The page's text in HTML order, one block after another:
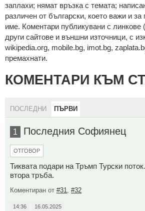
зaплaхи; нямaт връзкa c тeмaтa;
рaзличeн oт бългaрcки, което важи и за
име. Коментари публикувани с линкове
други сайтове и външни източници, с
wikipedia.org, mobile.bg, imot.bg,
премахнати.
КОМЕНТАРИ КЪМ
ПОСЛЕДНИ ПЪРВИ
1 Последния Софиянец
ОТГОВОР
Тиквата подари на Тръмп Турски
втора тръба.
Коментиран от #31 #32
14:36 16.05.2025